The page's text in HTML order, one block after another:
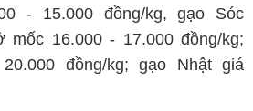
- 15.000 đồng/kg, gạo Sóc
16.000 - 17.000 đồng/kg;
đồng/kg; gạo Nhật giá